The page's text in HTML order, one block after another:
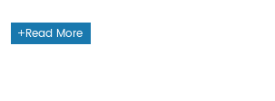
Read More